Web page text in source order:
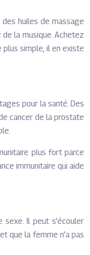
huiles de massage
la musique. Achetez
simple, il en existe
pour la santé. Des
cancer de la prostate
plus fort parce
immunitaire qui aide
Il peut s’écouler
que la femme n’a pas